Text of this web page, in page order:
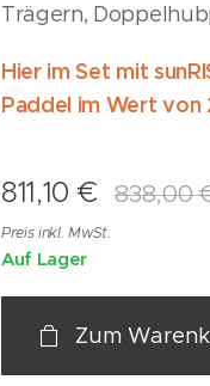
Trägern,
Hier im Set mit
Paddel im Wert von
811,10 € 838,00
Preis inkl. MwSt.
Auf Lager
Zum